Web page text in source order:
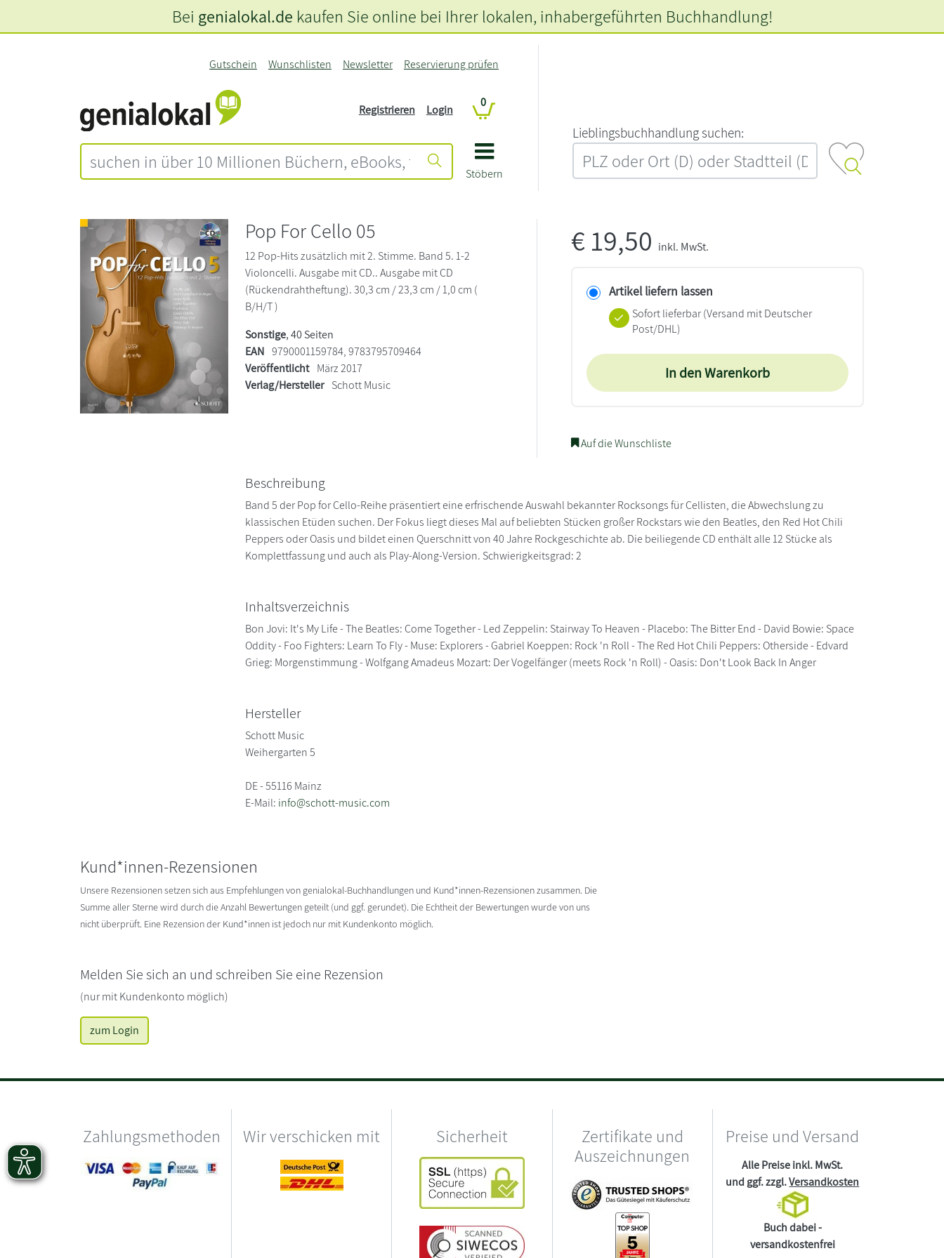
Stöbern
Gutschein Wunschlisten Newsletter Reservierung prüfen
Registrieren Login
0
L‍i‍e‍b‍l‍i‍n‍g‍s‍b‍u‍c‍h‍h‍a‍n‍d‍l‍u‍n‍g‍ ‍s‍u‍c‍h‍e‍n‍:‍
Bei genialokal.de kaufen Sie online bei Ihrer lokalen, inhabergeführten Buchhandlung!
Pop For Cello 05
12 Pop-Hits zusätzlich mit 2. Stimme. Band 5. 1-2
Violoncelli. Ausgabe mit CD.. Ausgabe mit CD
(Rückendrahtheftung). 30,3 cm / 23,3 cm / 1,0 cm (
B/H/T )
Sonstige, 40 Seiten
EAN 9790001159784, 9783795709464
Veröffentlicht März 2017
Verlag/Hersteller Schott Music
€19,50 inkl. MwSt.
Artikel liefern lassen
Sofort lieferbar(Versand mit Deutscher
Post/DHL)
In den Warenkorb
Auf die Wunschliste
Beschreibung
Band 5 der Pop for Cello-Reihe präsentiert eine erfrischende Auswahl bekannter Rocksongs für Cellisten, die Abwechslung zu
klassischen Etüden suchen. Der Fokus liegt dieses Mal auf beliebten Stücken großer Rockstars wie den Beatles, den Red Hot Chili
Peppers oder Oasis und bildet einen Querschnitt von 40 Jahre Rockgeschichte ab. Die beiliegende CD enthält alle 12 Stücke als
Komplettfassung und auch als Play-Along-Version. Schwierigkeitsgrad: 2
Inhaltsverzeichnis
Bon Jovi: It's My Life - The Beatles: Come Together - Led Zeppelin: Stairway To Heaven - Placebo: The Bitter End - David Bowie: Space
Oddity - Foo Fighters: Learn To Fly - Muse: Explorers - Gabriel Koeppen: Rock 'n Roll - The Red Hot Chili Peppers: Otherside - Edvard
Grieg: Morgenstimmung - Wolfgang Amadeus Mozart: Der Vogelfänger (meets Rock 'n Roll) - Oasis: Don't Look Back In Anger
Hersteller
Schott Music
Weihergarten 5
DE - 55116 Mainz
E-Mail: info@schott-music.com
Kund*innen-Rezensionen
Unsere Rezensionen setzen sich aus Empfehlungen von genialokal-Buchhandlungen und Kund*innen-Rezensionen zusammen. Die
Summe aller Sterne wird durch die Anzahl Bewertungen geteilt (und ggf. gerundet). Die Echtheit der Bewertungen wurde von uns
nicht überprüft. Eine Rezension der Kund*innen ist jedoch nur mit Kundenkonto möglich.
Melden Sie sich an und schreiben Sie eine Rezension
(nur mit Kundenkonto möglich)
zum Login
Zahlungsmethoden Wir verschicken mit Sicherheit
Zertifikate und
Auszeichnungen
Preise und Versand
Alle Preise inkl. MwSt.
und ggf. zzgl.Versandkosten
Buch dabei -
versandkostenfrei